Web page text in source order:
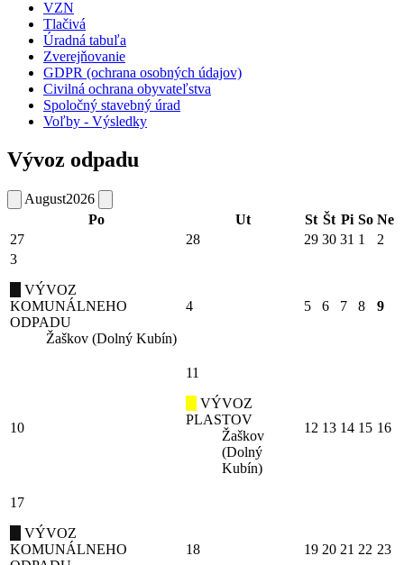
VZN
Tlačivá
Úradná tabuľa
Zverejňovanie
GDPR (ochrana osobných údajov)
Civilná ochrana obyvateľstva
Spoločný stavebný úrad
Voľby - Výsledky
Vývoz odpadu
August2026
Po
Ut St Št Pi So Ne
27
28 29 30 31 1
2
3
VÝVOZ
KOMUNÁLNEHO
ODPADU
Žaškov (Dolný Kubín)
4 5 6 7 8 9
10
11
VÝVOZ
PLASTOV
Žaškov
(Dolný
Kubín)
12 13 14 15 16
17
VÝVOZ
KOMUNÁLNEHO
18 19 20 21 22 23